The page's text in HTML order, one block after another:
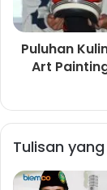
Puluhan
Art
Tulisan